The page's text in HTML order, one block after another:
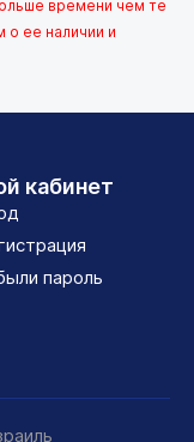
времени чем те
ее наличии и
кабинет
пароль